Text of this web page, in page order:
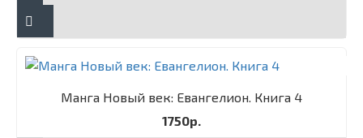
Манга Новый век: Евангелион. Книга 4
1750р.